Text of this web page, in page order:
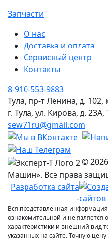
Запчасти
О нас
Доставка и оплата
Сервисный центр
Контакты
8-910-553-9883
Тула, пр-т Ленина, д. 102,
г. Тула, ул. Кирова, д.
sew71ru@gmail.com
©
Машин». Все права
Разработка сайта
-
Вся представленная информация
ознакомительной и не является
характеристики и внешний вид
указанных на сайте. Точную